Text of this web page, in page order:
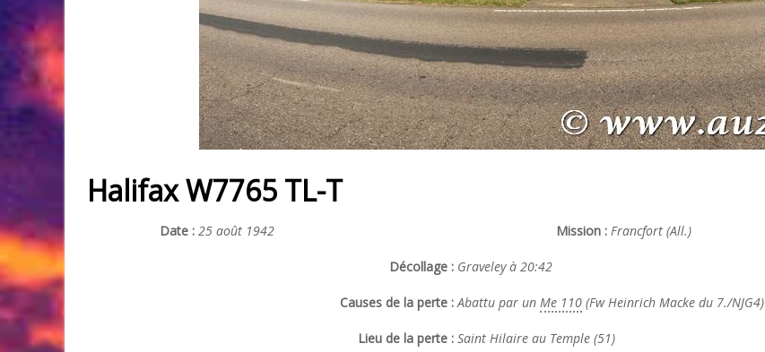
Halifax W7765 TL-T
Date : 25 août 1942 Mission : Francfort (All.)
Décollage : Graveley à 20:42
Causes de la perte :Abattu par un Me 110 (Fw Heinrich Macke du 7./NJG4)
Lieu de la perte : Saint Hilaire au Temple (51)